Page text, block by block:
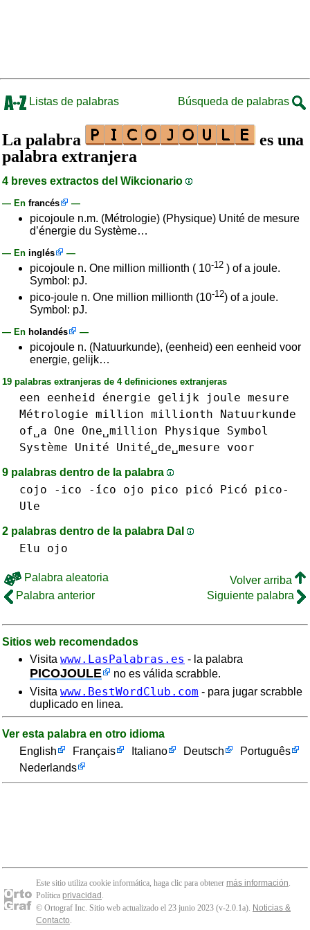
Listas de palabras Búsqueda de palabras
La palabra
es una
palabra extranjera
4 breves extractos del Wikcionario
— En francés —
picojoule n.m. (Métrologie) (Physique) Unité de mesure
d’énergie du Système…
— En inglés —
picojoule n. One million millionth ( 10-12 ) of a joule.
Symbol: pJ.
pico-joule n. One million millionth (10-12) of a joule.
Symbol: pJ.
— En holandés —
picojoule n. (Natuurkunde), (eenheid) een eenheid voor
energie, gelijk…
19 palabras extranjeras de 4 definiciones extranjeras
een eenheid énergie gelijk joule mesure
Métrologie million millionth
Natuurkunde
of␣a
One One␣million Physique
Symbol
Système
Unité Unité␣de␣mesure voor
9 palabras dentro de la palabra
cojo -ico -́ico ojo
pico picó Picó pico-
Ule
2 palabras dentro de la palabra DaI
Elu ojo
Palabra aleatoria
Volver arriba
Palabra anterior
Siguiente palabra
Sitios web recomendados
Visita www.LasPalabras.es - la palabra
PICOJOULE
no es válida scrabble.
Visita www.BestWordClub.com - para jugar scrabble
duplicado en linea.
Ver esta palabra en otro idioma
English
Français Italiano Deutsch
Português
Nederlands
Este sitio utiliza cookie informática, haga clic para obtener más información.
Política privacidad .
© Ortograf Inc. Sitio web actualizado el 23 junio 2023 (v-2.0.1a). Noticias &
Contacto.